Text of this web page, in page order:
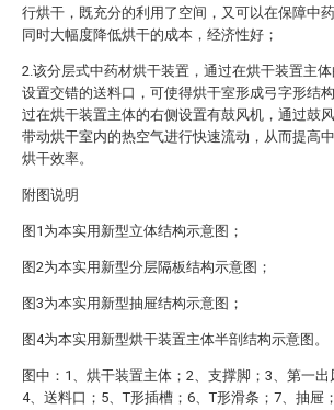
行烘干，既充分的利用了空间，又可以在保障中
同时大幅度降低烘干的成本，经济性好；
2.该分层式中药材烘干装置，通过在烘干装置主
设置交错的送料口，可使得烘干室形成弓字形结
过在烘干装置主体的右侧设置有鼓风机，通过鼓
带动烘干室内的热空气进行快速流动，从而提高
烘干效率。
附图说明
图1为本实用新型立体结构示意图；
图2为本实用新型分层隔板结构示意图；
图3为本实用新型抽屉结构示意图；
图4为本实用新型烘干装置主体半剖结构示意图。
图中：1、烘干装置主体；2、支撑脚；3、第一出
4、送料口；5、T形插槽；6、T形滑条；7、抽屉